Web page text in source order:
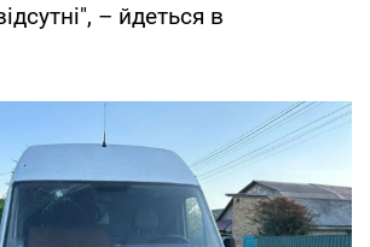
– йдеться в